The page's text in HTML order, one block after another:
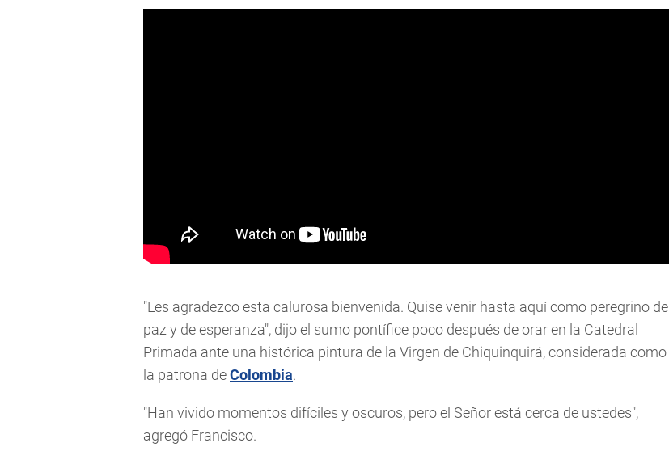
"Les agradezco esta calurosa bienvenida. Quise venir hasta aquí como peregrino de
paz y de esperanza", dijo el sumo pontífice poco después de orar en la Catedral
Primada ante una histórica pintura de la Virgen de Chiquinquirá, considerada como
la patrona deColombia.
"Han vivido momentos difíciles y oscuros, pero el Señor está cerca de ustedes",
agregó Francisco.